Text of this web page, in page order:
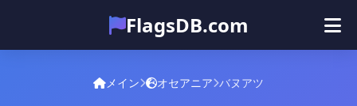
FlagsDB.com
メイン
クイズ
メイン オセアニア バヌアツ